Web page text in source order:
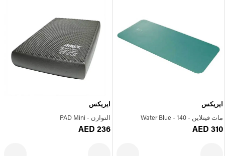
ايريكس
مات فيتلاين - Water Blue - 140
AED 310
ايريكس
التوازن - PAD Mini
AED 236